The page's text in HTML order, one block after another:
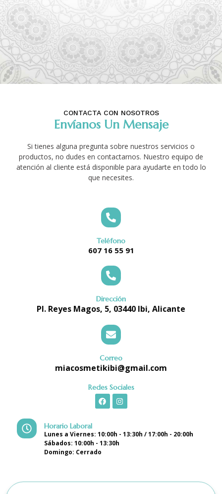
CONTACTA CON NOSOTROS
Envíanos Un Mensaje
Si tienes alguna pregunta sobre nuestros servicios o
productos, no dudes en contactarnos. Nuestro equipo de
atención al cliente está disponible para ayudarte en todo lo
que necesites.
Teléfono
607 16 55 91
Dirección
Pl. Reyes Magos, 5, 03440 Ibi, Alicante
Correo
miacosmetikibi@gmail.com
Redes Sociales
Horario Laboral
Lunes a Viernes: 10:00h - 13:30h / 17:00h - 20:00h
Sábados: 10:00h - 13:30h
Domingo: Cerrado